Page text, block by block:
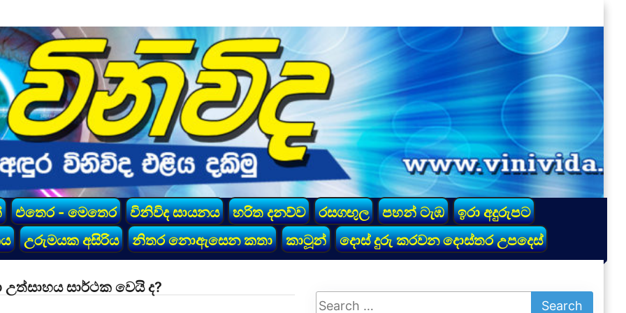
එතෙර - මෙතෙර විනිවිද සායනය හරිත දනව්ව රසගඟුල පහන් ටැඹ
ඉරා අදුරුපට
උරුමයක අසිරිය නිතර නොඇසෙන කතා කාටූන් දොස් දුරු කරවන දොස්තර උපදෙස්
සාර්ථක වෙයි ද?